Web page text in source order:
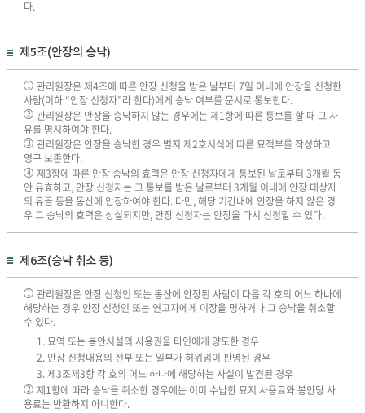
다.
제5조(안장의 승낙)
1 관리원장은 제4조에 따른 안장 신청을 받은 날부터 7일 이내에 안장을 신청한
사람(이하 “안장 신청자”라 한다)에게 승낙 여부를 문서로 통보한다.
2 관리원장은 안장을 승낙하지 않는 경우에는 제1항에 따른 통보를 할 때 그 사
유를 명시하여야 한다.
3 관리원장은 안장을 승낙한 경우 별지 제2호서식에 따른 묘적부를 작성하고
영구 보존한다.
4 제3항에 따른 안장 승낙의 효력은 안장 신청자에게 통보된 날로부터 3개월 동
안 유효하고, 안장 신청자는 그 통보를 받은 날로부터 3개월 이내에 안장 대상자
의 유골 등을 동산에 안장하여야 한다. 다만, 해당 기간내에 안장을 하지 않은 경
우 그 승낙의 효력은 상실되지만, 안장 신청자는 안장을 다시 신청할 수 있다.
제6조(승낙 취소 등)
1 관리원장은 안장 신청인 또는 동산에 안장된 사람이 다음 각 호의 어느 하나에
해당하는 경우 안장 신청인 또는 연고자에게 이장을 명하거나 그 승낙을 취소할
수 있다.
1. 묘역 또는 봉안시설의 사용권을 타인에게 양도한 경우
2. 안장 신청내용의 전부 또는 일부가 허위임이 판명된 경우
3. 제3조제3항 각 호의 어느 하나에 해당하는 사실이 발견된 경우
2 제1항에 따라 승낙을 취소한 경우에는 이미 수납한 묘지 사용료와 봉안당 사
용료는 반환하지 아니한다.